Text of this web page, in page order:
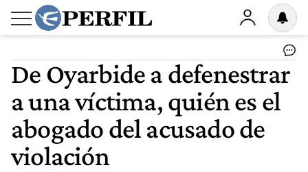
De Oyarbide a defenestrar
a una víctima, quién es el
abogado del acusado de
violación